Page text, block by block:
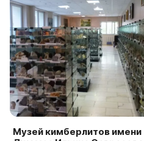
Музей кимберлитов имени